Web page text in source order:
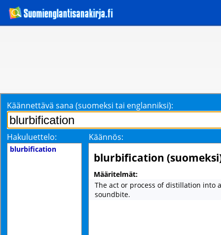
Käännettävä sana (suomeksi tai englanniksi):
Hakuluettelo: Käännös:
blurbification
blurbification
Määritelmät:
The act or process of distillation into
soundbite.